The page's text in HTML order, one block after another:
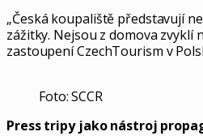
„Česká koupaliště představují
zážitky. Nejsou z domova zvyklí
zastoupení CzechTourism v
Foto: SCCR
Press tripy jako nástroj